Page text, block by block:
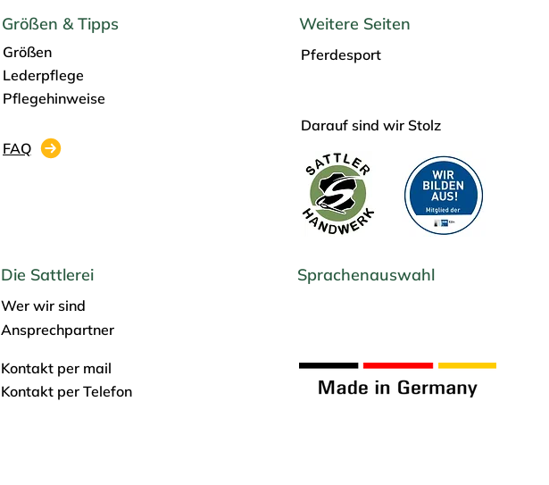
Größen & Tipps
Größen
Lederpflege
Pflegehinweise
FAQ
Weitere Seiten
Pferdesport
Darauf sind wir Stolz
Die Sattlerei
Wer wir sind
Ansprechpartner
Kontakt per mail
Kontakt per Telefon
Sprachenauswahl